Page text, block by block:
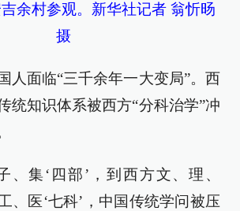
余村参观。新华社记者 翁忻旸
摄
人面临“三千余年一大变局”。西
统知识体系被西方“分科治学”冲
、集‘四部’，到西方文、理、
、医‘七科’，中国传统学问被压